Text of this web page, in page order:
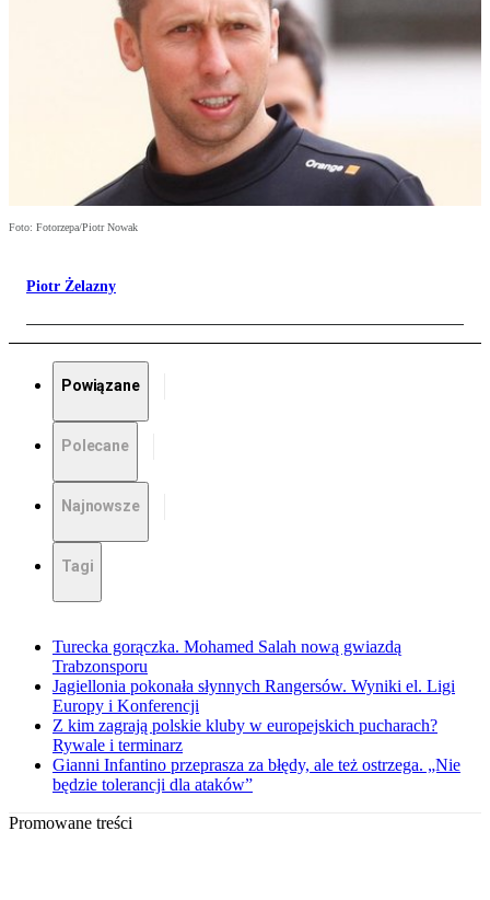
Foto: Fotorzepa/Piotr Nowak
Piotr Żelazny
Powiązane
Polecane
Najnowsze
Tagi
Turecka gorączka. Mohamed Salah nową gwiazdą
Trabzonsporu
Jagiellonia pokonała słynnych Rangersów. Wyniki el. Ligi
Europy i Konferencji
Z kim zagrają polskie kluby w europejskich pucharach?
Rywale i terminarz
Gianni Infantino przeprasza za błędy, ale też ostrzega. „Nie
będzie tolerancji dla ataków”
Promowane treści